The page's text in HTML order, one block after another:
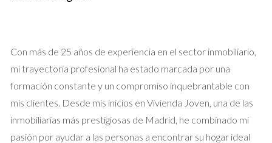
tratados. Por ejemplo, si tienes una empresa registrada en
Madrid pero realizas ventas en América Latina, asegúrate de
investigar si existe un tratado de doble imposición entre
España y esos países. Esto puede permitirte reducir
significativamente tu carga tributaria al evitar la doble
imposición sobre las ganancias obtenidas.
Con más de 25 años de experiencia en el sector inmobiliario,
mi trayectoria profesional ha estado marcada por una
formación constante y un compromiso inquebrantable con
mis clientes. Desde mis inicios en Vivienda Joven, una de las
inmobiliarias más prestigiosas de Madrid, he combinado mi
pasión por ayudar a las personas a encontrar su hogar ideal